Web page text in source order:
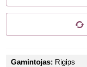
Gamintojas: Rigips